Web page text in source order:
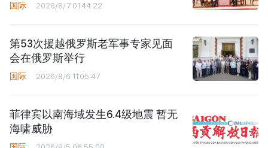
国际 2026/8/7 01:44:22
第53次援越俄罗斯老军事专家见面
会在俄罗斯举行
国际 2026/8/6 11:05:47
菲律宾以南海域发生6.4级地震 暂无
海啸威胁